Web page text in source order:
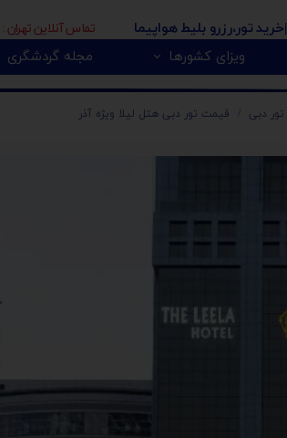
ویزای کشورها مجله گردشگری
|خرید تور،رزرو بلیط هواپیما تماس آنلاین تهران : 02191690083 کرج : 02634005170
تور دبی قیمت تور دبی هتل لیلا ویژه آذر